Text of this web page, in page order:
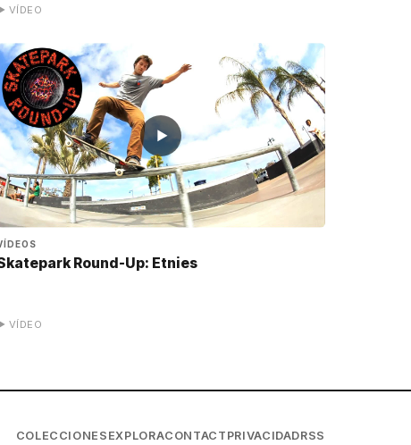
VÍDEO
▶
Round-Up: Etnies
VÍDEO
COLECCIONES EXPLORACONTACT PRIVACIDADRSS